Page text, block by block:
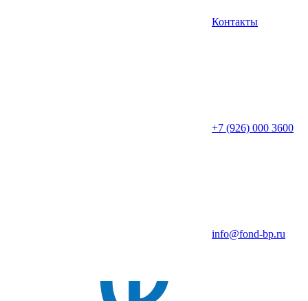
Контакты
+7 (926) 000 3600
info@fond-bp.ru